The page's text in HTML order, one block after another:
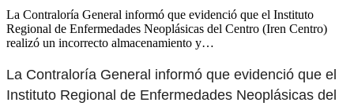
La Contraloría General informó que evidenció que el Instituto
Regional de Enfermedades Neoplásicas del Centro (Iren Centro)
realizó un incorrecto almacenamiento y…
La Contraloría General informó que evidenció que el
Instituto Regional de Enfermedades Neoplásicas del